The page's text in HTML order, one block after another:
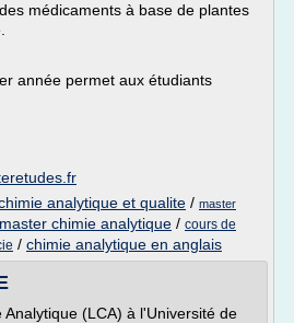
médicaments à base de plantes
année permet aux étudiants
analytique et qualite / master
master chimie analytique / cours de
/ chimie analytique en anglais
(LCA) à l'Université de